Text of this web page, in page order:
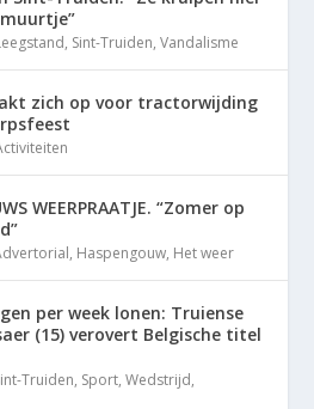
, Sint-Truiden,Vandalisme
zich op voor tractorwijding
WEERPRAATJE. “Zomer op
, Haspengouw, Het weer
per week lonen: Truiense
(15) verovert Belgische titel
Truiden, Sport,Wedstrijd,